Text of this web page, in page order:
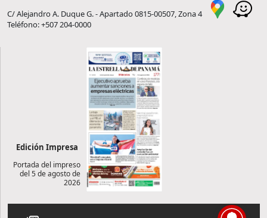
C/ Alejandro A. Duque G. - Apartado 0815-00507, Zona 4
Teléfono: +507 204-0000
Edición Impresa
Portada del impreso
del 5 de agosto de
2026